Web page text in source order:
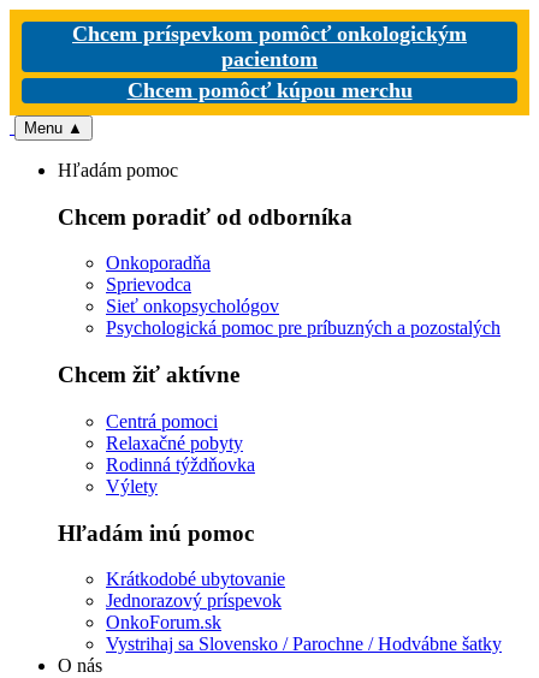
Chcem príspevkom pomôcť onkologickým
pacientom
Chcem pomôcť kúpou merchu
Menu ▲
Hľadám pomoc
Chcem poradiť od odborníka
Onkoporadňa
Sprievodca
Sieť onkopsychológov
Psychologická pomoc pre príbuzných a pozostalých
Chcem žiť aktívne
Centrá pomoci
Relaxačné pobyty
Rodinná týždňovka
Výlety
Hľadám inú pomoc
Krátkodobé ubytovanie
Jednorazový príspevok
OnkoForum.sk
Vystrihaj sa Slovensko / Parochne / Hodvábne šatky
O nás